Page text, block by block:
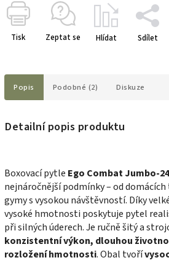
Tisk Zeptat se Hlídat Sdílet
Popis Podobné (2) Diskuze
Detailní popis produktu
Boxovací pytle Ego Combat Jumbo-24
nejnáročnější podmínky – od
gymy s vysokou návštěvností. Díky
vysoké hmotnosti poskytuje pytel
při silných úderech.Je ručně šitý a
konzistentní výkon, dlouhou
rozložení hmotnosti.Obal tvoří